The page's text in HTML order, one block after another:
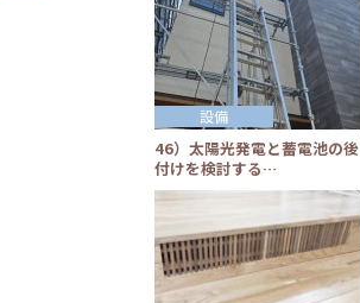
46）太陽光発電と蓄電池の後
付けを検討する…
設備